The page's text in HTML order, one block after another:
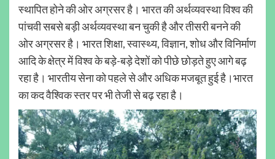
स्थापित होने की ओर अग्रसर है। भारत की अर्थव्यवस्था विश्व की
पांचवी सबसे बड़ी अर्थव्यवस्था बन चुकी है और तीसरी बनने की
ओर अग्रसर है। भारत शिक्षा, स्वास्थ्य, विज्ञान, शोध और विनिर्माण
आदि के क्षेत्र में विश्व के बड़े-बड़े देशों को पीछे छोड़ते हुए आगे बढ़
रहा है। भारतीय सेना को पहले से और अधिक मजबूत हुई है।भारत
का कद वैश्विक स्तर पर भी तेजी से बढ़ रहा है।